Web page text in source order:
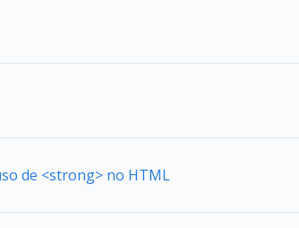
de <strong> no HTML